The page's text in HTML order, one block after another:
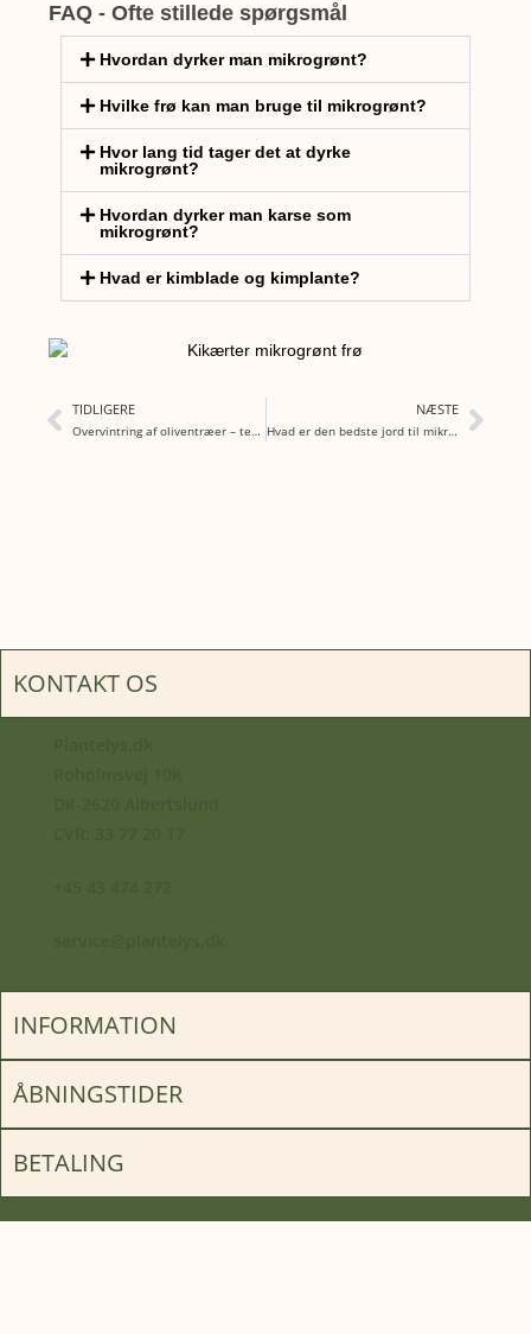
FAQ - Ofte stillede spørgsmål
Hvordan dyrker man mikrogrønt?
Hvilke frø kan man bruge til mikrogrønt?
Hvor lang tid tager det at dyrke
mikrogrønt?
Hvordan dyrker man karse som
mikrogrønt?
Hvad er kimblade og kimplante?
TIDLIGERE
Overvintring af oliventræer – temperatur, lys og vanding (komplet guide)
NÆSTE
Hvad er den bedste jord til mikrogrønt dyrkning
KONTAKT OS
INFORMATION
ÅBNINGSTIDER
BETALING